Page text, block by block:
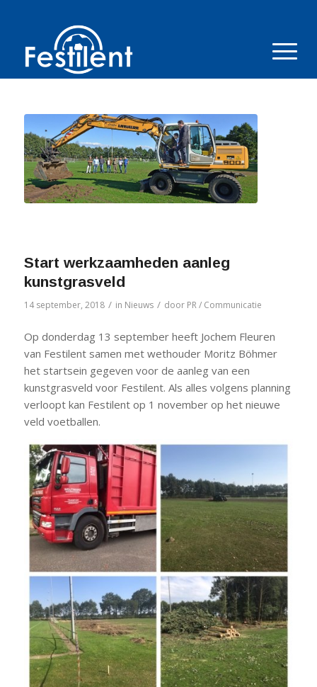
Start werkzaamheden aanleg
kunstgrasveld
14 september, 2018 / in Nieuws / door PR / Communicatie
Op donderdag 13 september heeft Jochem Fleuren
van Festilent samen met wethouder Moritz Böhmer
het startsein gegeven voor de aanleg van een
kunstgrasveld voor Festilent. Als alles volgens planning
verloopt kan Festilent op 1 november op het nieuwe
veld voetballen.